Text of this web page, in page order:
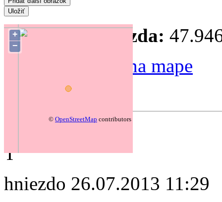
+
−
© OpenStreetMap contributors
Súradnice hniezda:
Zmeniť polohu na mape
T
hniezdo 26.07.2013 11:29